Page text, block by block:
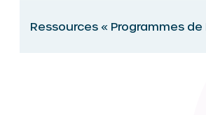
Ressources « Programmes